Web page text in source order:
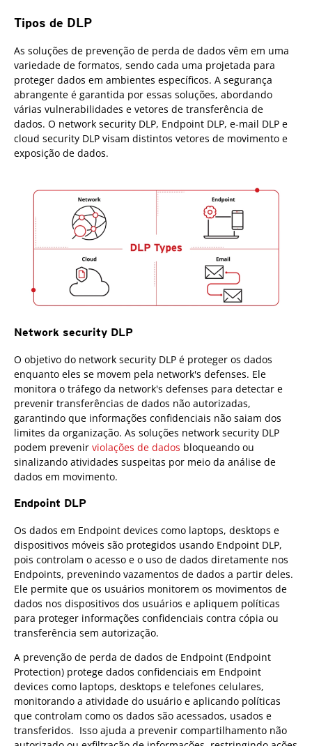
Tipos de DLP
As soluções de prevenção de perda de dados vêm em uma
variedade de formatos, sendo cada uma projetada para
proteger dados em ambientes específicos. A segurança
abrangente é garantida por essas soluções, abordando
várias vulnerabilidades e vetores de transferência de
dados. O network security DLP, Endpoint DLP, e-mail DLP e
cloud security DLP visam distintos vetores de movimento e
exposição de dados.
Network security DLP
O objetivo do network security DLP é proteger os dados
enquanto eles se movem pela network's defenses. Ele
monitora o tráfego da network's defenses para detectar e
prevenir transferências de dados não autorizadas,
garantindo que informações confidenciais não saiam dos
limites da organização. As soluções network security DLP
podem prevenir violações de dados bloqueando ou
sinalizando atividades suspeitas por meio da análise de
dados em movimento.
Endpoint DLP
Os dados em Endpoint devices como laptops, desktops e
dispositivos móveis são protegidos usando Endpoint DLP,
pois controlam o acesso e o uso de dados diretamente nos
Endpoints, prevenindo vazamentos de dados a partir deles.
Ele permite que os usuários monitorem os movimentos de
dados nos dispositivos dos usuários e apliquem políticas
para proteger informações confidenciais contra cópia ou
transferência sem autorização.
A prevenção de perda de dados de Endpoint (Endpoint
Protection) protege dados confidenciais em Endpoint
devices como laptops, desktops e telefones celulares,
monitorando a atividade do usuário e aplicando políticas
que controlam como os dados são acessados, usados e
transferidos. Isso ajuda a prevenir compartilhamento não